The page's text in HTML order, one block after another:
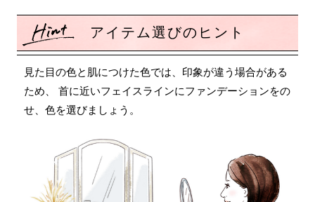
アイテム選びのヒント
見た目の色と肌につけた色では、印象が違う場合がある
ため、
首に近いフェイスラインにファンデーションをの
せ、色を選びましょう。